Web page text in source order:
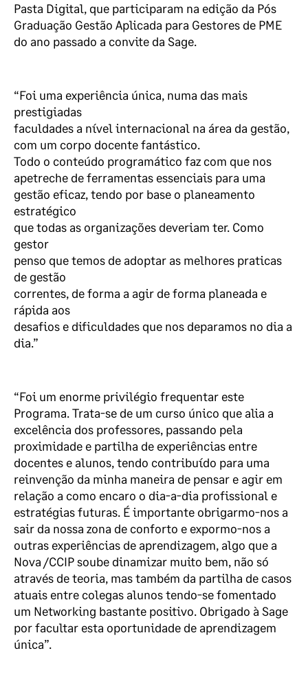
Pasta Digital, que participaram na edição da Pós
Graduação Gestão Aplicada para Gestores de PME
do ano passado a convite da Sage.
“Foi uma experiência única, numa das mais
prestigiadas
faculdades a nível internacional na área da gestão,
com um corpo docente fantástico.
Todo o conteúdo programático faz com que nos
apetreche de ferramentas essenciais para uma
gestão eficaz, tendo por base o planeamento
estratégico
que todas as organizações deveriam ter. Como
gestor
penso que temos de adoptar as melhores praticas
de gestão
correntes, de forma a agir de forma planeada e
rápida aos
desafios e dificuldades que nos deparamos no dia a
dia.”
“Foi um enorme privilégio frequentar este
Programa. Trata-se de um curso único que alia a
excelência dos professores, passando pela
proximidade e partilha de experiências entre
docentes e alunos, tendo contribuído para uma
reinvenção da minha maneira de pensar e agir em
relação a como encaro o dia-a-dia profissional e
estratégias futuras. É importante obrigarmo-nos a
sair da nossa zona de conforto e expormo-nos a
outras experiências de aprendizagem, algo que a
Nova /CCIP soube dinamizar muito bem, não só
através de teoria, mas também da partilha de casos
atuais entre colegas alunos tendo-se fomentado
um Networking bastante positivo. Obrigado à Sage
por facultar esta oportunidade de aprendizagem
única”.